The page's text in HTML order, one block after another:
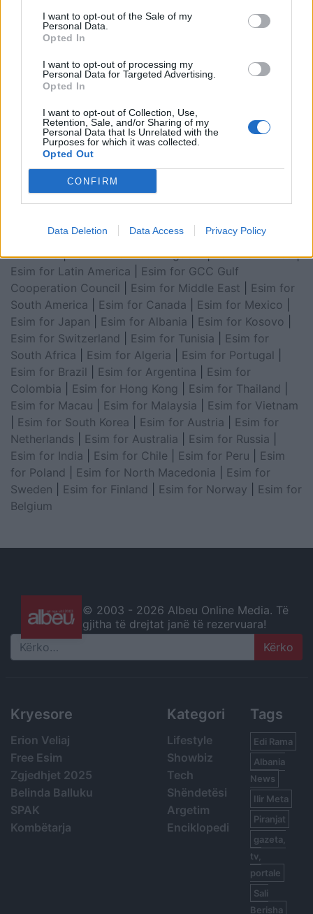
I want to opt-out of the Sale of my
Personal Data.
Opted In
I want to opt-out of processing my
Personal Data for Targeted Advertising.
Opted In
I want to opt-out of Collection, Use,
Retention, Sale, and/or Sharing of my
Personal Data that Is Unrelated with the
Purposes for which it was collected.
Opted Out
CONFIRM
Data Deletion Data Access Privacy Policy
Esim for Global|
Esim for USA|Esim for Italy|Esim for Spain|Esim
|Esim for Germany
for Asia|Esim for World Cup 2026|Esim for Saudi
Emirates|Esim for Balkans |Esim for Morocco|
for China|Esim for United Kingdom|Esim for Africa|
Esim for Latin America
Esim for GCC Gulf
Cooperation Council
Esim for Middle East
Esim for
South America
Esim for Canada Esim for Mexico
Esim for Japan
Esim for Albania Esim for Kosovo
Esim for Switzerland
Esim for Tunisia
Esim for
South Africa
Esim for Algeria Esim for Portugal
Esim for Brazil
Esim for Argentina
Esim for
Colombia
Esim for Hong Kong Esim for Thailand
Esim for Macau
Esim for Malaysia
Esim for Vietnam
Esim for South Korea Esim for Austria
Esim for
Netherlands
Esim for Australia Esim for Russia
Esim for India
Esim for Chile Esim for Peru
Esim
for Poland
Esim for North Macedonia
Esim for
Sweden
Esim for Finland Esim for Norway
Esim for
Belgium
© 2003 - 2026 Albeu Online Media. Të
gjitha të drejtat janë të rezervuara!
Search
Kryesore
Erion Veliaj
Free Esim
Zgjedhjet 2025
Belinda Balluku
SPAK
Kombëtarja
Kategori
Lifestyle
Showbiz
Tech
Shëndetësi
Argetim
Enciklopedi
Tags
Edi Rama
Albania
News
Ilir Meta
Piranjat
gazeta,
tv,
portale
Sali
Berisha